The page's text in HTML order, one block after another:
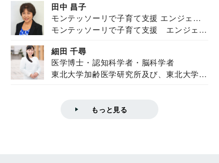
田中 昌子
モンテッソーリで子育て支援 エンジェル
ズハウス研究所所長
モンテッソーリで子育て支援 エンジェル
細田 千尋
医学博士・認知科学者・脳科学者
東北大学加齢医学研究所及び、東北大学大
もっと見る